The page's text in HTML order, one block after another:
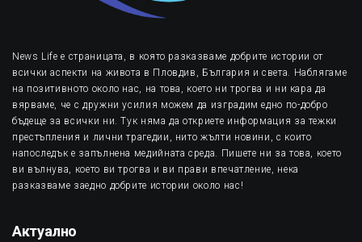
News Life е страницата, в която разказваме добрите истории от
всички аспекти на живота в Пловдив, България и света. Наблягаме
на позитивното около нас, на това, което ни трогва и ни кара да
вярваме, че с дружни усилия можем да изградим едно по-добро
бъдеще за всички ни. Тук няма да откриете информация за тежки
престъпления и лични трагедии, нито жълти новини, с които
напоследък е запълнена медийната среда. Пишете ни за това, което
ви вълнува, което ви трогва и ви прави впечатление, нека
разказваме заедно добрите истории около нас!
Актуално